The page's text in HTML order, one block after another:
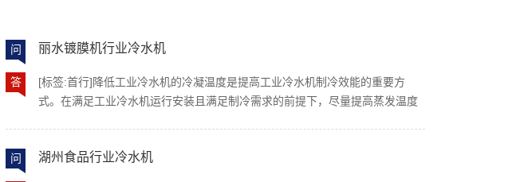
问 丽水镀膜机行业冷水机
答
[标签:首行]降低工业冷水机的冷凝温度是提高工业冷水机制冷效能的重要方
式。在满足工业冷水机运行安装且满足制冷需求的前提下，尽量提高蒸发温度
对原有的冷却塔循环水系统进行改造，保证冷却水的冷却效能。水冷式冷水机
问 湖州食品行业冷水机